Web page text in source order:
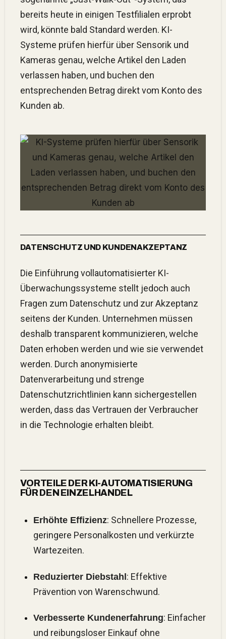
bereits heute in einigen Testfilialen erprobt
wird, könnte bald Standard werden. KI-
Systeme prüfen hierfür über Sensorik und
Kameras genau, welche Artikel den Laden
verlassen haben, und buchen den
entsprechenden Betrag direkt vom Konto des
Kunden ab.
DATENSCHUTZ UND KUNDENAKZEPTANZ
Die Einführung vollautomatisierter KI-
Überwachungssysteme stellt jedoch auch
Fragen zum Datenschutz und zur Akzeptanz
seitens der Kunden. Unternehmen müssen
deshalb transparent kommunizieren, welche
Daten erhoben werden und wie sie verwendet
werden. Durch anonymisierte
Datenverarbeitung und strenge
Datenschutzrichtlinien kann sichergestellen
werden, dass das Vertrauen der Verbraucher
in die Technologie erhalten bleibt.
VORTEILE DER KI-AUTOMATISIERUNG
FÜR DEN EINZELHANDEL
Erhöhte Effizienz: Schnellere Prozesse,
geringere Personalkosten und verkürzte
Wartezeiten.
Reduzierter Diebstahl: Effektive
Prävention von Warenschwund.
Verbesserte Kundenerfahrung: Einfacher
und reibungsloser Einkauf ohne